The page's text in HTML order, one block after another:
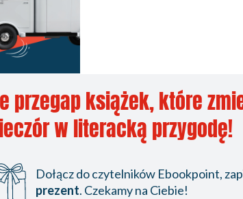
przegap książek, które
w literacką przygodę!
Dołącz do czytelników Ebookpoint,
prezent. Czekamy na Ciebie!